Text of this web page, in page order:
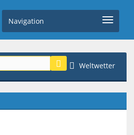
Navigation
Weltwetter